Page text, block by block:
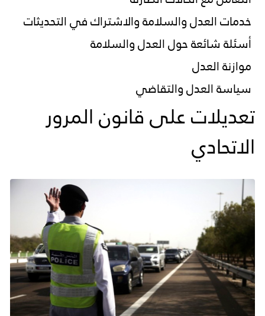
خدمات العدل والسلامة والاشتراك في التحديثات
أسئلة شائعة حول العدل والسلامة
موازنة العدل
سياسة العدل والتقاضي
تعديلات على قانون المرور
الاتحادي